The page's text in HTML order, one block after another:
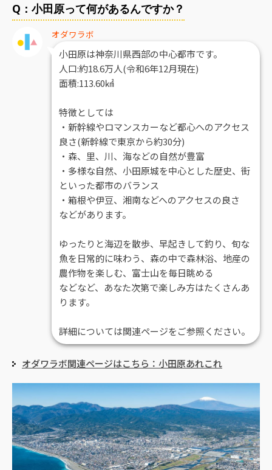
Q：小田原って何があるんですか？
オダワラボ
小田原は神奈川県西部の中心都市です。
人口:約18.6万人(令和6年12月現在)
面積:113.60㎢
特徴としては
・新幹線やロマンスカーなど都心へのアクセス
良さ(新幹線で東京から約30分)
・森、里、川、海などの自然が豊富
・多様な自然、小田原城を中心とした歴史、街
といった都市のバランス
・箱根や伊豆、湘南などへのアクセスの良さ
などがあります。
ゆったりと海辺を散歩、早起きして釣り、旬な
魚を日常的に味わう、森の中で森林浴、地産の
農作物を楽しむ、富士山を毎日眺める
などなど、あなた次第で楽しみ方はたくさんあ
ります。
詳細については関連ページをご参照ください。
オダワラボ関連ページはこちら：小田原あれこれ